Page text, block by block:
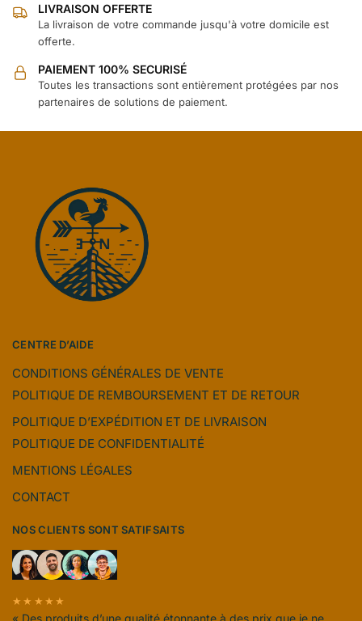
LIVRAISON OFFERTE
La livraison de votre commande jusqu'à votre domicile est
offerte.
PAIEMENT 100% SECURISÉ
Toutes les transactions sont entièrement protégées par nos
partenaires de solutions de paiement.
CENTRE D’AIDE
CONDITIONS GÉNÉRALES DE VENTE
POLITIQUE DE REMBOURSEMENT ET DE RETOUR
POLITIQUE D’EXPÉDITION ET DE LIVRAISON
POLITIQUE DE CONFIDENTIALITÉ
MENTIONS LÉGALES
CONTACT
NOS CLIENTS SONT SATIFSAITS
★★★★★